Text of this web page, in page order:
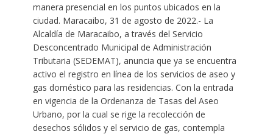
manera presencial en los puntos ubicados en la
ciudad. Maracaibo, 31 de agosto de 2022.- La
Alcaldía de Maracaibo, a través del Servicio
Desconcentrado Municipal de Administración
Tributaria (SEDEMAT), anuncia que ya se encuentra
activo el registro en línea de los servicios de aseo y
gas doméstico para las residencias. Con la entrada
en vigencia de la Ordenanza de Tasas del Aseo
Urbano, por la cual se rige la recolección de
desechos sólidos y el servicio de gas, contempla